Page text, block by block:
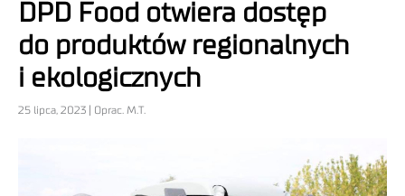
DPD Food otwiera dostęp
do produktów regionalnych
i ekologicznych
25 lipca, 2023 | Oprac. M.T.